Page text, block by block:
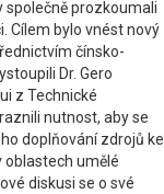
společně prozkoumali
Cílem bylo vnést nový
čínsko-
Dr. Gero
z Technické
nutnost, aby se
doplňování zdrojů ke
umělé
diskusi se o své